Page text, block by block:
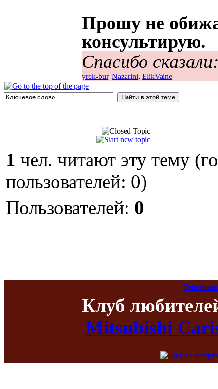
Прошу не
консультирую.
Спасибо
yrok-bur, Nazarini, ElikVaine
1 чел. читают эту тему
пользователей: 0)
Пользователей: 0
Клуб
Mitsubishi